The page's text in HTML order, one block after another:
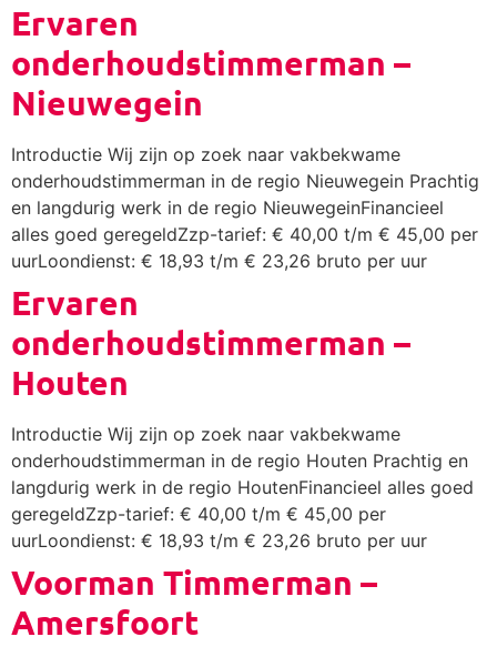
Ervaren
onderhoudstimmerman –
Nieuwegein
Introductie Wij zijn op zoek naar vakbekwame
onderhoudstimmerman in de regio Nieuwegein Prachtig
en langdurig werk in de regio NieuwegeinFinancieel
alles goed geregeldZzp-tarief: € 40,00 t/m € 45,00 per
uurLoondienst: € 18,93 t/m € 23,26 bruto per uur
Ervaren
onderhoudstimmerman –
Houten
Introductie Wij zijn op zoek naar vakbekwame
onderhoudstimmerman in de regio Houten Prachtig en
langdurig werk in de regio HoutenFinancieel alles goed
geregeldZzp-tarief: € 40,00 t/m € 45,00 per
uurLoondienst: € 18,93 t/m € 23,26 bruto per uur
Voorman Timmerman –
Amersfoort